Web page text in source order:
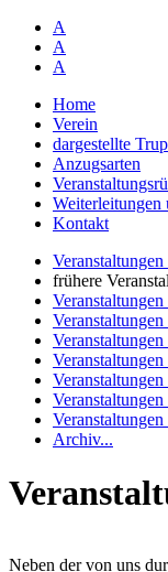
A
A
A
Home
Verein
dargestellte
Anzugsarten
Weiterleitungen
Kontakt
frühere
Veranstaltungen
Archiv...
Neben der von uns